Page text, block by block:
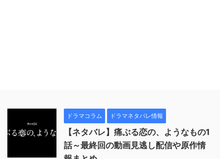
ドラマコラム ドラマネタバレ情報
【ネタバレ】痛ぶる恋の、ようなもの1
話～最終回の動画見逃し配信や原作情